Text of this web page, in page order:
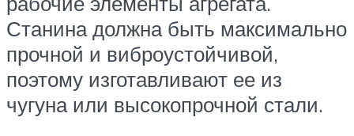
Станина должна быть максимально
прочной и виброустойчивой,
поэтому изготавливают ее из
чугуна или высокопрочной стали.